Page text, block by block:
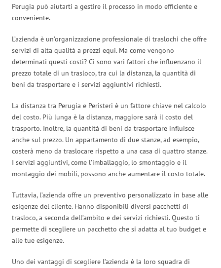
Perugia può aiutarti a gestire il processo in modo efficiente e
conveniente.
L’azienda è un’organizzazione professionale di traslochi che offre
servizi di alta qualità a prezzi equi. Ma come vengono
determinati questi costi? Ci sono vari fattori che influenzano il
prezzo totale di un trasloco, tra cui la distanza, la quantità di
beni da trasportare e i servizi aggiuntivi richiesti.
La distanza tra Perugia e Peristeri è un fattore chiave nel calcolo
del costo. Più lunga è la distanza, maggiore sarà il costo del
trasporto. Inoltre, la quantità di beni da trasportare influisce
anche sul prezzo. Un appartamento di due stanze, ad esempio,
costerà meno da traslocare rispetto a una casa di quattro stanze.
I servizi aggiuntivi, come l’imballaggio, lo smontaggio e il
montaggio dei mobili, possono anche aumentare il costo totale.
Tuttavia, l’azienda offre un preventivo personalizzato in base alle
esigenze del cliente. Hanno disponibili diversi pacchetti di
trasloco, a seconda dell’ambito e dei servizi richiesti. Questo ti
permette di scegliere un pacchetto che si adatta al tuo budget e
alle tue esigenze.
Uno dei vantaggi di scegliere l’azienda è la loro squadra di